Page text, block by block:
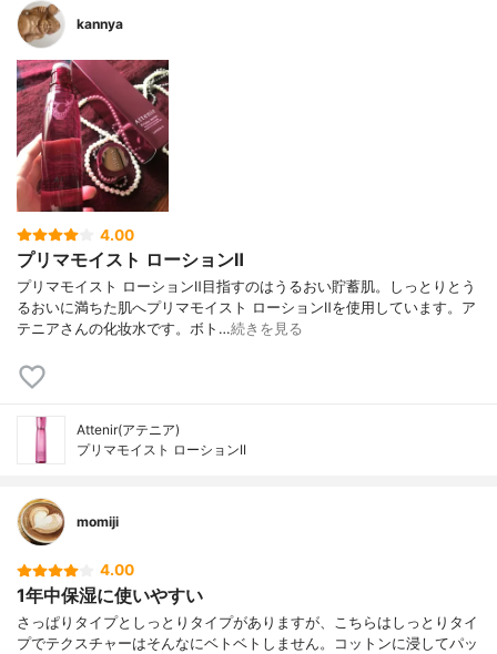
kannya
4.00
プリマモイスト ローションⅡ
プリマモイスト ローションⅡ目指すのはうるおい貯蓄肌。しっとりとう
るおいに満ちた肌へプリマモイスト ローションⅡを使用しています。ア
テニアさんの化妆水です。ボト…続きを見る
Attenir(アテニア)
プリマモイスト ローションII
momiji
4.00
1年中保湿に使いやすい
さっぱりタイプとしっとりタイプがありますが、こちらはしっとりタイ
プでテクスチャーはそんなにベトベトしません。コットンに浸してパッ